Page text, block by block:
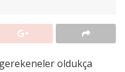
oldukça